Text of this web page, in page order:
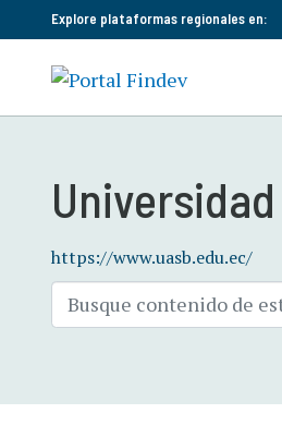
Explore plataformas regionales en:
https://www.uasb.edu.ec/